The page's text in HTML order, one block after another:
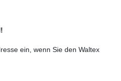
ein, wenn Sie den Waltex